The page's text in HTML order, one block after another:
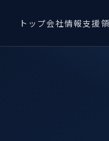
トップ会社情報支援